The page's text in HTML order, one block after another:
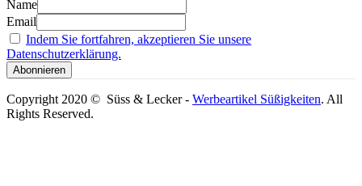
Name
Email
Indem Sie fortfahren, akzeptieren Sie unsere
Datenschutzerklärung.
Copyright 2020 © Süss & Lecker - Werbeartikel Süßigkeiten. All
Rights Reserved.